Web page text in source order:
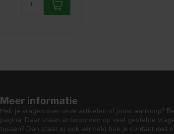
Meer informatie
Heb je vragen over onze artikelen of jouw aankoop?
pagina. Daar staan antwoorden op veel gestelde
tussen? Dan staat er ook vermeld hoe je contact met